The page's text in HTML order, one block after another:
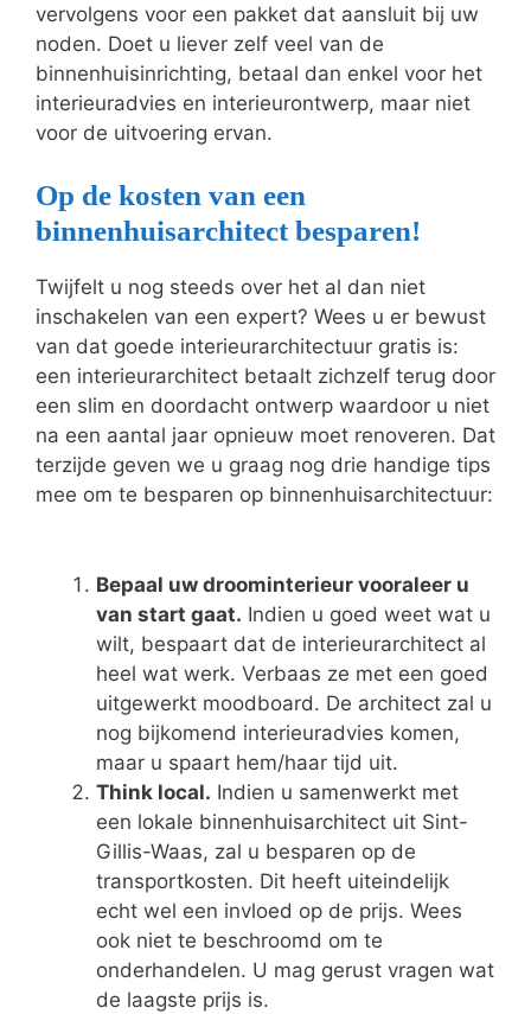
vervolgens voor een pakket dat aansluit bij uw
noden. Doet u liever zelf veel van de
binnenhuisinrichting, betaal dan enkel voor het
interieuradvies en interieurontwerp, maar niet
voor de uitvoering ervan.
Op de kosten van een
binnenhuisarchitect besparen!
Twijfelt u nog steeds over het al dan niet
inschakelen van een expert? Wees u er bewust
van dat goede interieurarchitectuur gratis is:
een interieurarchitect betaalt zichzelf terug door
een slim en doordacht ontwerp waardoor u niet
na een aantal jaar opnieuw moet renoveren. Dat
terzijde geven we u graag nog drie handige tips
mee om te besparen op binnenhuisarchitectuur:
Bepaal uw droominterieur vooraleer u
van start gaat. Indien u goed weet wat u
wilt, bespaart dat de interieurarchitect al
heel wat werk. Verbaas ze met een goed
uitgewerkt moodboard. De architect zal u
nog bijkomend interieuradvies komen,
maar u spaart hem/haar tijd uit.
Think local. Indien u samenwerkt met
een lokale binnenhuisarchitect uit Sint-
Gillis-Waas, zal u besparen op de
transportkosten. Dit heeft uiteindelijk
echt wel een invloed op de prijs. Wees
ook niet te beschroomd om te
onderhandelen. U mag gerust vragen wat
de laagste prijs is.